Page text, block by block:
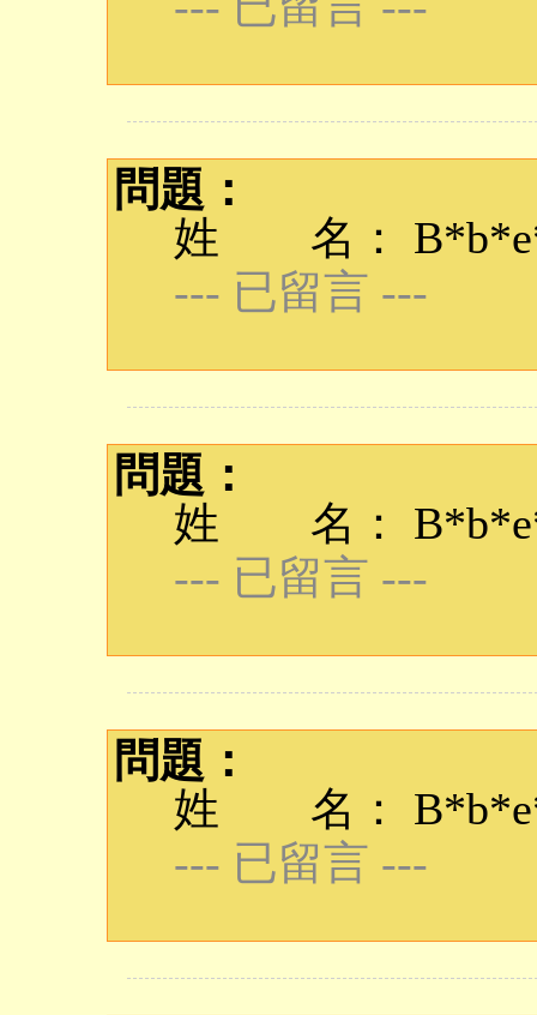
問題：
姓 名：
--- 已留言 ---
問題：
姓 名：
--- 已留言 ---
問題：
姓 名：
--- 已留言 ---